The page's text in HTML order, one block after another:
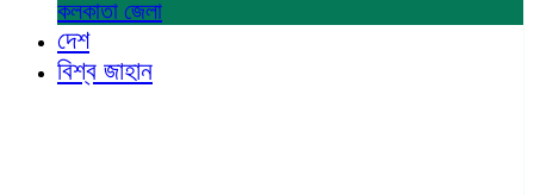
কলকাতা জেলা
দেশ
বিশ্ব জাহান